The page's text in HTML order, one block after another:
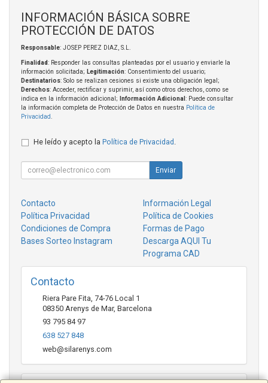
INFORMACIÓN BÁSICA SOBRE
PROTECCIÓN DE DATOS
Responsable: JOSEP PEREZ DIAZ, S.L.
Finalidad: Responder las consultas planteadas por el usuario y enviarle la
información solicitada; Legitimación: Consentimiento del usuario;
Destinatarios: Solo se realizan cesiones si existe una obligación legal;
Derechos: Acceder, rectificar y suprimir, así como otros derechos, como se
indica en la información adicional;
Información Adicional : Puede consultar
la información completa de Protección de Datos en nuestra Política de
Privacidad
He leído y acepto la Política de Privacidad
Enviar
Contacto
Información Legal
Política Privacidad
Política de Cookies
Condiciones de Compra
Formas de Pago
Bases Sorteo Instagram
Descarga AQUI Tu
Programa CAD
Contacto
Riera Pare Fita, 74-76 Local 1
08350 Arenys de Mar, Barcelona
93 795 84 97
638 527 848
web@silarenys.com